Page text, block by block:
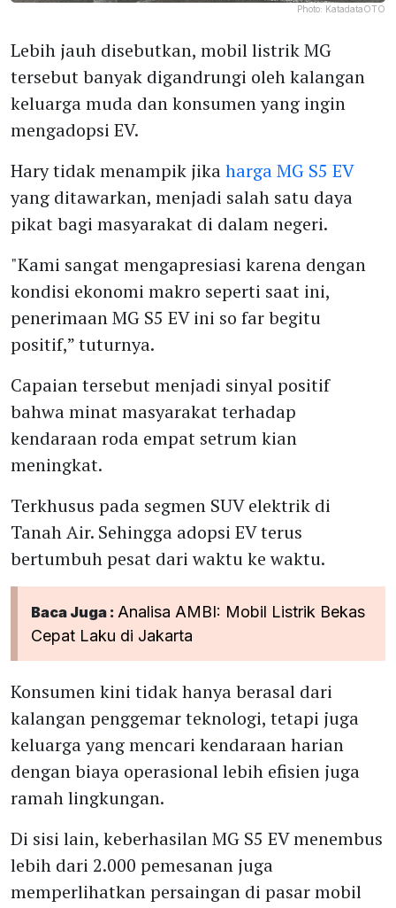
Photo: KatadataOTO
Lebih jauh disebutkan, mobil listrik MG
tersebut banyak digandrungi oleh kalangan
keluarga muda dan konsumen yang ingin
mengadopsi EV.
Hary tidak menampik jikaharga MG S5 EV
yang ditawarkan, menjadi salah satu daya
pikat bagi masyarakat di dalam negeri.
"Kami sangat mengapresiasi karena dengan
kondisi ekonomi makro seperti saat ini,
penerimaan MG S5 EV ini so far begitu
positif,” tuturnya.
Capaian tersebut menjadi sinyal positif
bahwa minat masyarakat terhadap
kendaraan roda empat setrum kian
meningkat.
Terkhusus pada segmen SUV elektrik di
Tanah Air. Sehingga adopsi EV terus
bertumbuh pesat dari waktu ke waktu.
Baca Juga : Analisa AMBI: Mobil Listrik Bekas
Cepat Laku di Jakarta
Konsumen kini tidak hanya berasal dari
kalangan penggemar teknologi, tetapi juga
keluarga yang mencari kendaraan harian
dengan biaya operasional lebih efisien juga
ramah lingkungan.
Di sisi lain, keberhasilan MG S5 EV menembus
lebih dari 2.000 pemesanan juga
memperlihatkan persaingan di pasar mobil